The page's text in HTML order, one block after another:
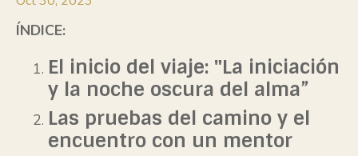
ÍNDICE:
El inicio del viaje: "La iniciación
y la noche oscura del alma”
Las pruebas del camino y el
encuentro con un mentor